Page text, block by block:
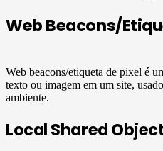
Web Beacons/
Web beacons/etiqueta de pixel é
texto ou imagem em um site,
ambiente.
Local Shared